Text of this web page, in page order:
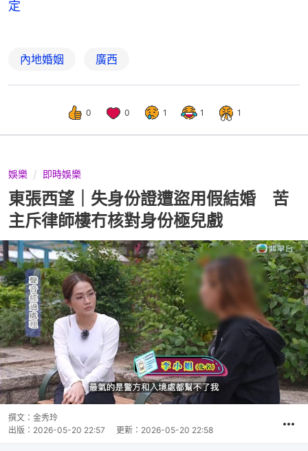
定
內地婚姻 廣西
0 0 1 1 1
娛樂 即時娛樂
東張西望｜失身份證遭盜用假結婚 苦
主斥律師樓冇核對身份極兒戲
撰文： 金秀玲
出版： 2026-05-20 22:57 更新： 2026-05-20 22:58